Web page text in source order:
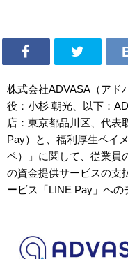
株式会社ADVASA（アド
役：小杉 朝光、以下：
店：東京都品川区、代表
Pay）と、福利厚生ペイ
ペ）」に関して、従業員
の資金提供サービスの支
ービス「LINE Pay」への